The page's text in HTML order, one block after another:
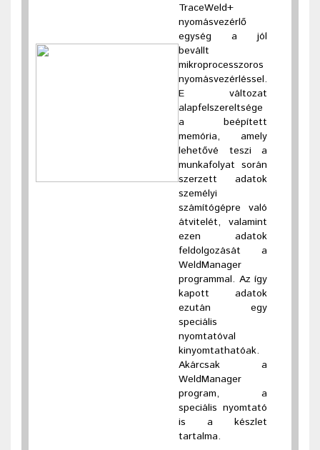
TraceWeld+
nyomásvezérlő
egység a jól
bevállt
mikroprocesszoros
nyomásvezérléssel.
E változat
alapfelszereltsége
a beépített
memória, amely
lehetővé teszi a
munkafolyat során
szerzett adatok
személyi
számítógépre való
átvitelét, valamint
ezen adatok
feldolgozását a
WeldManager
programmal. Az így
kapott adatok
ezután egy
speciális
nyomtatóval
kinyomtathatóak.
Akárcsak a
WeldManager
program, a
speciális nyomtató
is a készlet
tartalma.